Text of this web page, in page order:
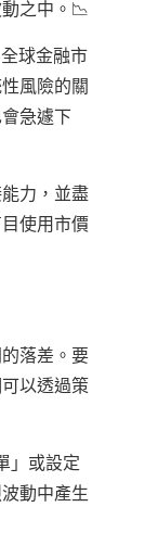
之中。📉
球金融市
風險的關
急遽下
力，並盡
使用市價
落差。要
以透過策
」或設定
動中產生